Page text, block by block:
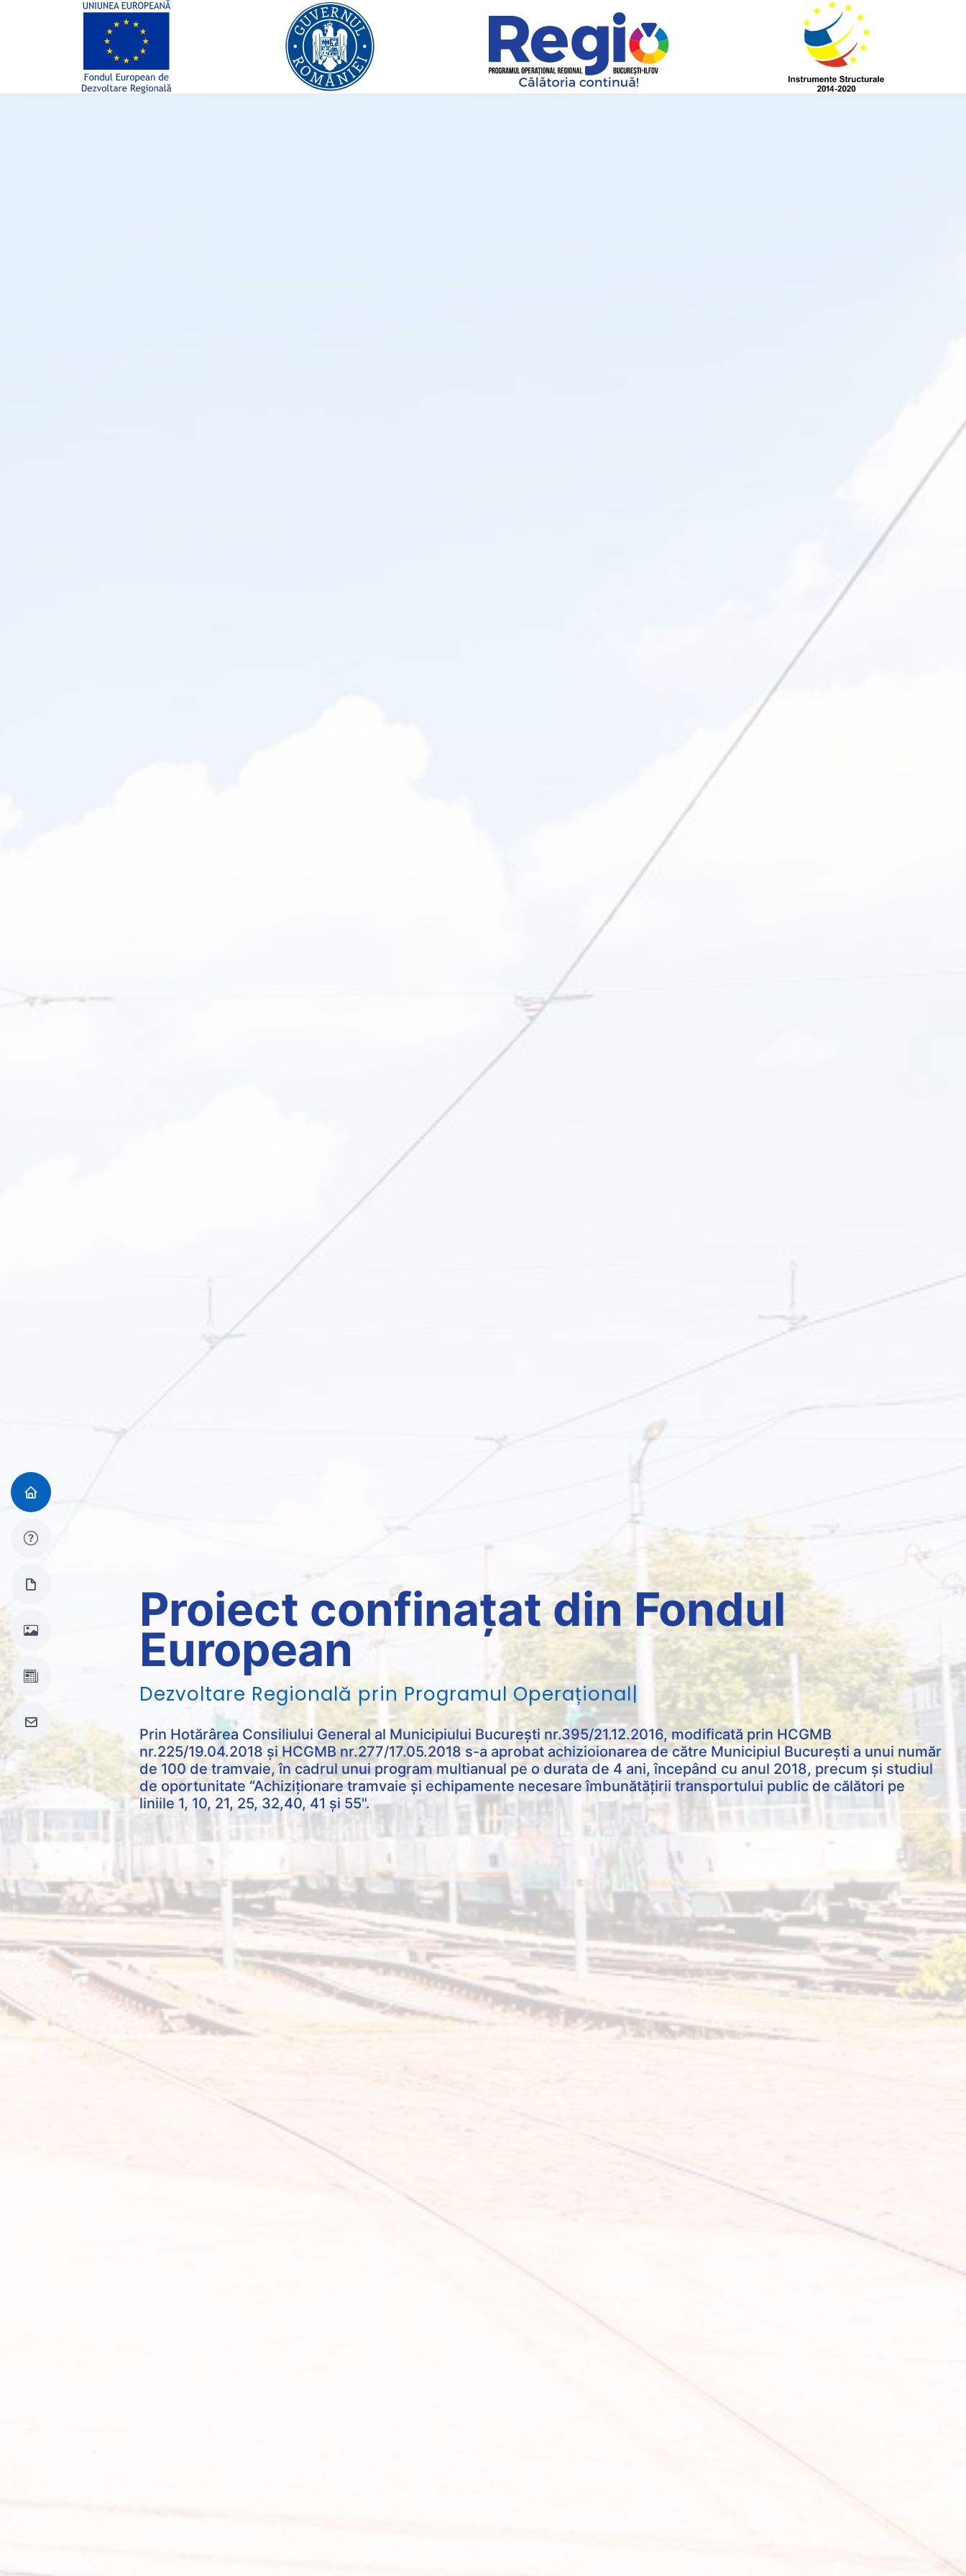
Proiect confinațat din Fondul
European
Dezvoltare Regi|
Prin Hotărârea Consiliului General al Municipiului Bucureşti nr.395/21.12.2016, modificată prin HCGMB
nr.225/19.04.2018 și HCGMB nr.277/17.05.2018 s-a aprobat achizioionarea de către Municipiul Bucureşti a unui număr
de 100 de tramvaie, în cadrul unui program multianual pe o durata de 4 ani, începând cu anul 2018, precum și studiul
de oportunitate “Achiziționare tramvaie și echipamente necesare îmbunătățirii transportului public de călători pe
liniile 1, 10, 21, 25, 32,40, 41 și 55".